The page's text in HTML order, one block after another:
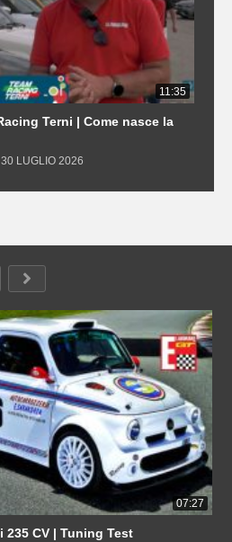
11:35
Terni | Come nasce la
30 LUGLIO 2026
07:27
235 CV | Tuning Test